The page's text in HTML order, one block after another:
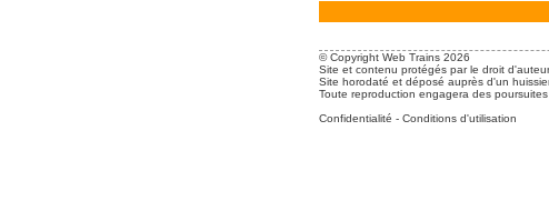
© Copyright Web Trains 2026
Site et contenu protégés par le droit
Site horodaté et déposé auprès d'un
Toute reproduction engagera des
Confidentialité - Conditions d'utilisation